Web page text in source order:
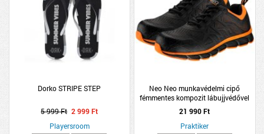
Dorko STRIPE STEP
5 999 Ft 2 999 Ft
Playersroom
Neo Neo munkavédelmi cipő
fémmentes kompozit lábujjvédővel
41
21 990 Ft
Praktiker